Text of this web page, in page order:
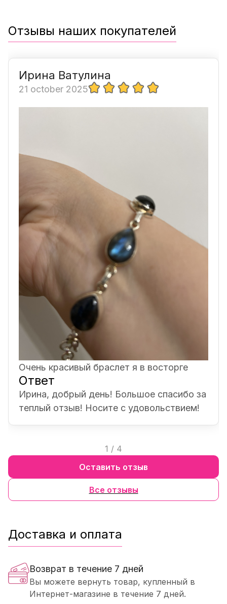
Отзывы наших покупателей
Ирина Ватулина
21 october 2025
Очень красивый браслет я в восторге
Ответ
Ирина, добрый день! Большое спасибо за
теплый отзыв! Носите с удовольствием!
1 / 4
Все отзывы
Оставить отзыв
Доставка и оплата
Возврат в течение 7 дней
Вы можете вернуть товар, купленный в
Интернет-магазине в течение 7 дней.